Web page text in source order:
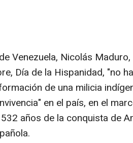
Venezuela, Nicolás
Día de la Hispanidad, "no
de una milicia
en el país, en el
años de la conquista de